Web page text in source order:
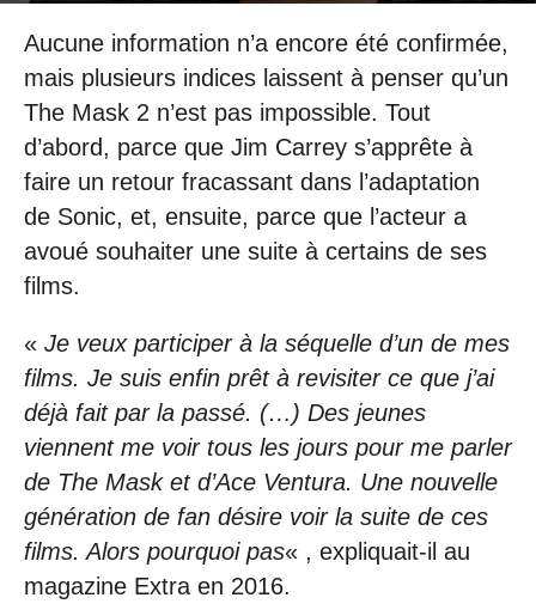
Aucune information n’a encore été confirmée,
mais plusieurs indices laissent à penser qu’un
The Mask 2 n’est pas impossible. Tout
d’abord, parce que Jim Carrey s’apprête à
faire un retour fracassant dans l’adaptation
de Sonic, et, ensuite, parce que l’acteur a
avoué souhaiter une suite à certains de ses
films.
« Je veux participer à la séquelle d’un de mes
films. Je suis enfin prêt à revisiter ce que j’ai
déjà fait par la passé. (…) Des jeunes
viennent me voir tous les jours pour me parler
de The Mask et d’Ace Ventura. Une nouvelle
génération de fan désire voir la suite de ces
films. Alors pourquoi pas« , expliquait-il au
magazine Extra en 2016.